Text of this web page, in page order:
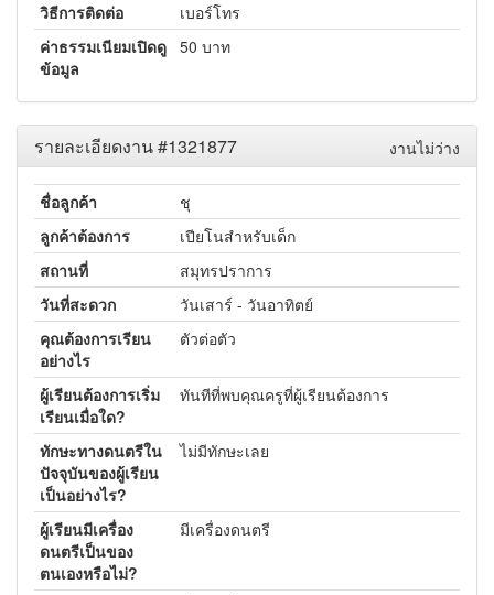
วิธีการติดต่อ
เบอร์โทร
ค่าธรรมเนียมเปิดดู
ข้อมูล
50 บาท
งานไม่ว่าง
รายละเอียดงาน #1321877
ชื่อลูกค้า
ชุ
ลูกค้าต้องการ
เปียโนสำหรับเด็ก
สถานที่
สมุทรปราการ
วันที่สะดวก
วันเสาร์ - วันอาทิตย์
คุณต้องการเรียน
อย่างไร
ตัวต่อตัว
ผู้เรียนต้องการเริ่ม
เรียนเมื่อใด?
ทันทีที่พบคุณครูที่ผู้เรียนต้องการ
ทักษะทางดนตรีใน
ปัจจุบันของผู้เรียน
เป็นอย่างไร?
ไม่มีทักษะเลย
ผู้เรียนมีเครื่อง
ดนตรีเป็นของ
ตนเองหรือไม่?
มีเครื่องดนตรี